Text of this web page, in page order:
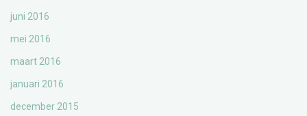
juni 2016
mei 2016
maart 2016
januari 2016
december 2015